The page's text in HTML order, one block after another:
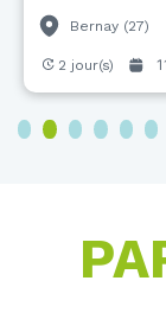
Bernay (27)
2 jour(s)
3 4 5 6 7 8